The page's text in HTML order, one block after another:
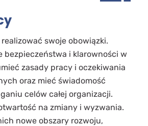
swoje obowiązki.
bezpieczeństwa i klarowności w
zasady pracy i oczekiwania
oraz mieć świadomość
celów całej organizacji.
na zmiany i wyzwania.
nowe obszary rozwoju,